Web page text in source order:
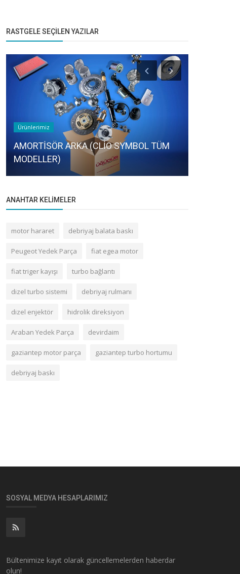
RASTGELE SEÇILEN YAZILAR
Ürünlerimiz
AMORTİSÖR ARKA (CLİO SYMBOL TÜM
MODELLER)
ANAHTAR KELIMELER
motor hararet debriyaj balata baskı
Peugeot Yedek Parça fiat egea motor
fiat triger kayışı turbo bağlantı
dizel turbo sistemi debriyaj rulmanı
dizel enjektör hidrolik direksiyon
Araban Yedek Parça devirdaim
gaziantep motor parça gaziantep turbo hortumu
debriyaj baskı
SOSYAL MEDYA HESAPLARIMIZ
Bültenimize kayıt olarak güncellemelerden haberdar
olun!